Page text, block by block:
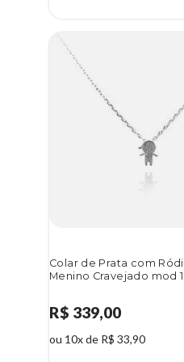
Colar de Prata com
Menino Cravejado mod
R$ 339,00
ou 10x de R$ 33,90